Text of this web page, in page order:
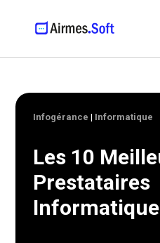
Infogérance | Informatique
Les 10
Prestataires